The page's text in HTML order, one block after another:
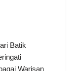
Batik
Warisan